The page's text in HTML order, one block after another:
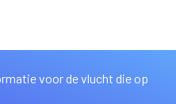
voor de vlucht die op